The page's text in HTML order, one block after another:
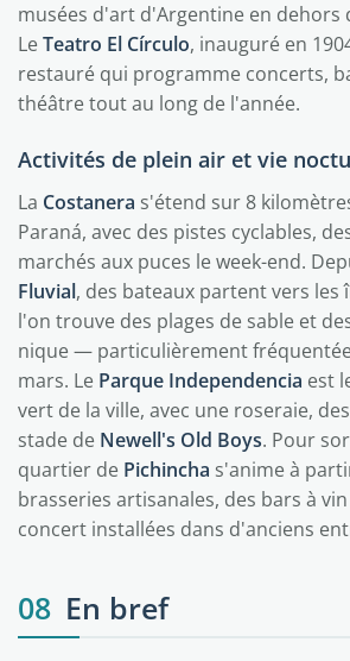
musées d'art d'Argentine en dehors
LeTeatro El Círculo, inauguré en
restauré qui programme concerts,
théâtre tout au long de l'année.
Activités de plein air et vie
La Costanera s'étend sur 8
Paraná, avec des pistes cyclables,
marchés aux puces le week-end.
Fluvial, des bateaux partent vers les
l'on trouve des plages de sable et
nique — particulièrement
mars. Le Parque Independencia est
vert de la ville, avec une roseraie,
stade de Newell's Old Boys. Pour
quartier de Pichincha s'anime à
brasseries artisanales, des bars à
concert installées dans d'anciens
08 En bref